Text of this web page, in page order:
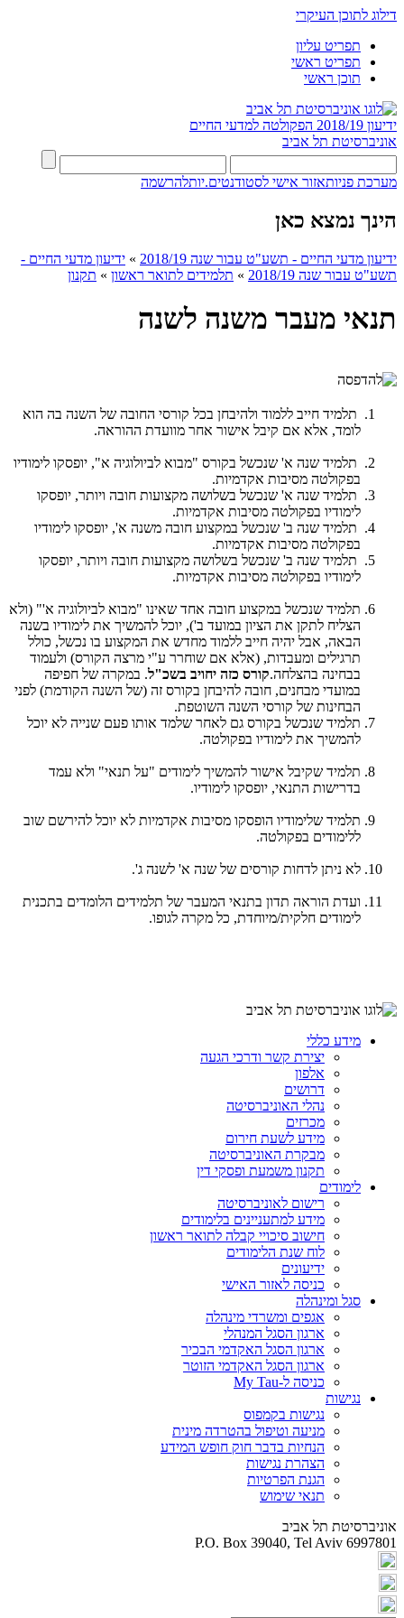
דילוג לתוכן העיקרי
תפריט עליון
תפריט ראשי
תוכן ראשי
ידיעון 2018/19
הפקולטה למדעי החיים
אוניברסיטת תל אביב
מערכת פניותאזור אישי לסטודנטים.יותלהרשמה
הינך נמצא כאן
ידיעון מדעי החיים - תשע"ט עבור שנה 2018/19 » ידיעון מדעי החיים -
תשע"ט עבור שנה 2018/19
» תלמידים לתואר ראשון » תקנון
תנאי מעבר משנה לשנה
תלמיד חייב ללמוד ולהיבחן בכל קורסי החובה של השנה בה הוא
לומד, אלא אם קיבל אישור אחר מוועדת ההוראה.
תלמיד שנה א' שנכשל בקורס "מבוא לביולוגיה א", יופסקו לימודיו
בפקולטה מסיבות אקדמיות.
תלמיד שנה א' שנכשל בשלושה מקצועות חובה ויותר, יופסקו
לימודיו בפקולטה מסיבות אקדמיות.
תלמיד שנה ב' שנכשל במקצוע חובה משנה א', יופסקו לימודיו
בפקולטה מסיבות אקדמיות.
תלמיד שנה ב' שנכשל בשלושה מקצועות חובה ויותר, יופסקו
לימודיו בפקולטה מסיבות אקדמיות.
תלמיד שנכשל במקצוע חובה אחד שאינו "מבוא לביולוגיה א'" (ולא
הצליח לתקן את הציון במועד ב'), יוכל להמשיך את לימודיו בשנה
הבאה, אבל יהיה חייב ללמוד מחדש את המקצוע בו נכשל, כולל
תרגילים ומעבדות, (אלא אם שוחרר ע"י מרצה הקורס) ולעמוד
בבחינה בהצלחה.קורס כזה יחויב בשכ"ל. במקרה של חפיפה
במועדי מבחנים, חובה להיבחן בקורס זה (של השנה הקודמת) לפני
הבחינות של קורסי השנה השוטפת.
תלמיד שנכשל בקורס גם לאחר שלמד אותו פעם שנייה לא יוכל
להמשיך את לימודיו בפקולטה.
תלמיד שקיבל אישור להמשיך לימודים "על תנאי" ולא עמד
בדרישות התנאי, יופסקו לימודיו.
תלמיד שלימודיו הופסקו מסיבות אקדמיות לא יוכל להירשם שוב
ללימודים בפקולטה.
לא ניתן לדחות קורסים של שנה א' לשנה ג'.
ועדת הוראה תדון בתנאי המעבר של תלמידים הלומדים בתכנית
לימודים חלקית/מיוחדת, כל מקרה לגופו.
מידע כללי
יצירת קשר ודרכי הגעה
אלפון
דרושים
נהלי האוניברסיטה
מכרזים
מידע לשעת חירום
מבקרת האוניברסיטה
תקנון משמעת ופסקי דין
לימודים
רישום לאוניברסיטה
מידע למתעניינים בלימודים
חישוב סיכויי קבלה לתואר ראשון
לוח שנת הלימודים
ידיעונים
כניסה לאזור האישי
סגל ומינהלה
אגפים ומשרדי מינהלה
ארגון הסגל המנהלי
ארגון הסגל האקדמי הבכיר
ארגון הסגל האקדמי הזוטר
כניסה ל-My Tau
נגישות
נגישות בקמפוס
מניעה וטיפול בהטרדה מינית
הנחיות בדבר חוק חופש המידע
הצהרת נגישות
הגנת הפרטיות
תנאי שימוש
אוניברסיטת תל אביב
P.O. Box 39040, Tel Aviv 6997801